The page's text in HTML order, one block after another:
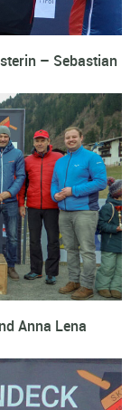
– Sebastian
Anna Lena